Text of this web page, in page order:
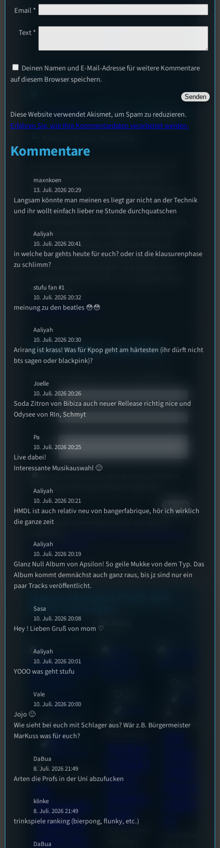
Rosie tief in die faszinierende Welt der Small
Businesses ein. Auf der einen Seite haben wir die
süßen kleinen Etsy-Shops, die nicht nur einzigartige
Produkte anbieten, sondern auch ihre
teilen. Auf der anderen Seite beleuchten wir das
Drop-Shipping-Konzept, bei dem der Fokus auf
Effizienz und Skalierbarkeit liegt, jedoch oft auf
Kosten der Individualität geht. Viel Spaß bei dem
Business-Welt.
konsumopfer_podcast
Kommentar schreiben
Name*
Email*
Text
Kommentare auf diesem Browser speichern.
Diese Website verwendet Akismet, um Spam zu
verarbeitet werden.
calendar_today12. September 2023
mic Konsumopfer layersStaffel 1 podcastsEpisode 42
Hören und Lesen
mic Konsumopfer
3. August 2026
Festivals,
Interview ,
Sao-Mai Sol Nguyen
Stummfil
mwoche
2026: Ein
ive in
burg
Bilal El Kasmi
Email *
Text*
Deinen Namen und E-Mail-Adresse für weitere Kommentare
auf diesem Browser speichern.
Diese Website verwendet Akismet, um Spam zu reduzieren.
Erfahren Sie, wie Ihre Kommentardaten verarbeitet werden.
Kommentare
maxnkoen
13. Juli. 2026 20:29
Langsam könnte man meinen es liegt gar nicht an der Technik
und ihr wollt einfach lieber ne Stunde durchquatschen
Aaliyah
10. Juli. 2026 20:41
in welche bar gehts heute für euch? oder ist die klausurenphase
zu schlimm?
stufu fan #1
10. Juli. 2026 20:32
meinung zu den beatles 😳😳
Aaliyah
10. Juli. 2026 20:30
Arirang ist krass! Was für Kpop geht am härtesten (ihr dürft nicht
bts sagen oder blackpink)?
Joelle
10. Juli. 2026 20:26
Soda Zitron von Bibiza auch neuer Rellease richtig nice und
Odysee von RIn, Schmyt
Pa
10. Juli. 2026 20:25
Live dabei!
Interessante Musikauswahl 🙂
Aaliyah
10. Juli. 2026 20:21
HMDL ist auch relativ neu von bangerfabrique, hör ich wirklich
die ganze zeit
Aaliyah
10. Juli. 2026 20:19
Glanz Null Album von Apsilon! So geile Mukke von dem Typ. Das
Album kommt demnächst auch ganz raus, bis jz sind nur ein
paar Tracks veröffentlicht.
Sasa
10. Juli. 2026 20:08
Hey ! Lieben Gruß von mom ♡
Aaliyah
10. Juli. 2026 20:01
YOOO was geht stufu
Vale
10. Juli. 2026 20:00
Jojo 🙂
Wie sieht bei euch mit Schlager aus? Wär z.B. Bürgermeister
MarKuss was für euch?
DaBua
8. Juli. 2026 21:49
Arten die Profs in der Uni abzufucken
klinke
8. Juli. 2026 21:49
trinkspiele ranking (bierpong, flunky, etc.)
DaBua